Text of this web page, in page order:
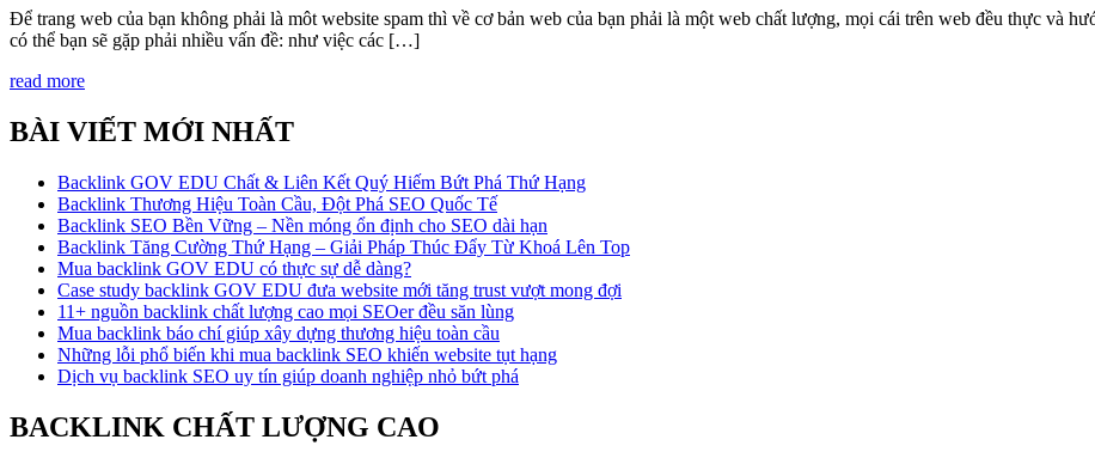
Để trang web của bạn không phải là môt website spam thì về cơ bản web của bạn phải là một web chất lượng, mọi cái trên web đều thực và
có thể bạn sẽ gặp phải nhiều vấn đề: như việc các […]
read more
BÀI VIẾT MỚI NHẤT
Backlink GOV EDU Chất & Liên Kết Quý Hiếm Bứt Phá Thứ Hạng
Backlink Thương Hiệu Toàn Cầu, Đột Phá SEO Quốc Tế
Backlink SEO Bền Vững – Nền móng ổn định cho SEO dài hạn
Backlink Tăng Cường Thứ Hạng – Giải Pháp Thúc Đẩy Từ Khoá Lên Top
Mua backlink GOV EDU có thực sự dễ dàng?
Case study backlink GOV EDU đưa website mới tăng trust vượt mong đợi
11+ nguồn backlink chất lượng cao mọi SEOer đều săn lùng
Mua backlink báo chí giúp xây dựng thương hiệu toàn cầu
Những lỗi phổ biến khi mua backlink SEO khiến website tụt hạng
Dịch vụ backlink SEO uy tín giúp doanh nghiệp nhỏ bứt phá
BACKLINK CHẤT LƯỢNG CAO